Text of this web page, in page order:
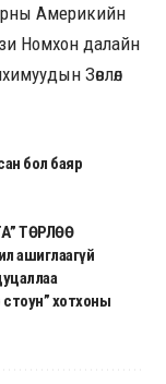
Америкийн
Номхон далайн
Зөвлөл
бол баяр
ТӨРЛӨӨ
ашиглаагүй
стоун” хотхоны